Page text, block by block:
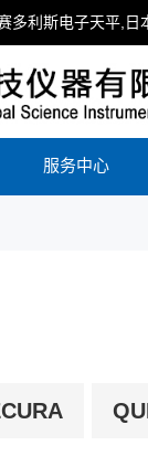
多利斯电子天平,日
服务中心